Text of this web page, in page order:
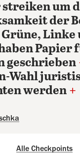
um
der
Grüne, Linke
Papier
geschrieben
Wahl
werden +
Alle Checkpoints